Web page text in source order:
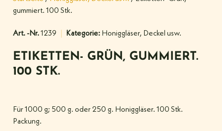
gummiert. 100 Stk.
Art. -Nr.1239 Kategorie: Honiggläser, Deckel usw.
ETIKETTEN- GRÜN, GUMMIERT.
100 STK.
Für 1000 g; 500 g. oder 250 g. Honiggläser. 100 Stk.
Packung.